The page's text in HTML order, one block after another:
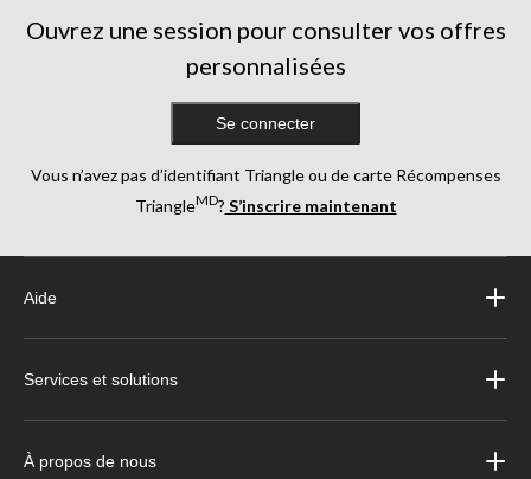
Ouvrez une session pour consulter vos offres
personnalisées
Se connecter
Vous n’avez pas d’identifiant Triangle ou de carte Récompenses
TriangleMD? S’inscrire maintenant
Aide
Services et solutions
À propos de nous